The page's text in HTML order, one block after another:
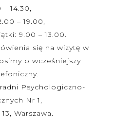
14.30,
– 19.00,
9.00 – 13.00.
się na wizytę w
o wcześniejszy
Psychologiczno-
Nr 1,
Warszawa.